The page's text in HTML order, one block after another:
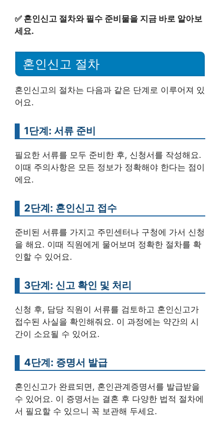
✅ 혼인신고 절차와 필수 준비물을 지금 바로 알아보
세요.
혼인신고 절차
혼인신고의 절차는 다음과 같은 단계로 이루어져 있
어요.
1단계: 서류 준비
필요한 서류를 모두 준비한 후, 신청서를 작성해요.
이때 주의사항은 모든 정보가 정확해야 한다는 점이
에요.
2단계: 혼인신고 접수
준비된 서류를 가지고 주민센터나 구청에 가서 신청
을 해요. 이때 직원에게 물어보며 정확한 절차를 확
인할 수 있어요.
3단계: 신고 확인 및 처리
신청 후, 담당 직원이 서류를 검토하고 혼인신고가
접수된 사실을 확인해줘요. 이 과정에는 약간의 시
간이 소요될 수 있어요.
4단계: 증명서 발급
혼인신고가 완료되면, 혼인관계증명서를 발급받을
수 있어요. 이 증명서는 결혼 후 다양한 법적 절차에
서 필요할 수 있으니 꼭 보관해 두세요.